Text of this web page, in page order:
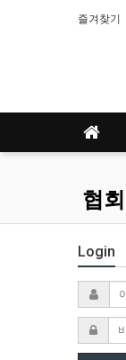
즐겨찾기
협
Login